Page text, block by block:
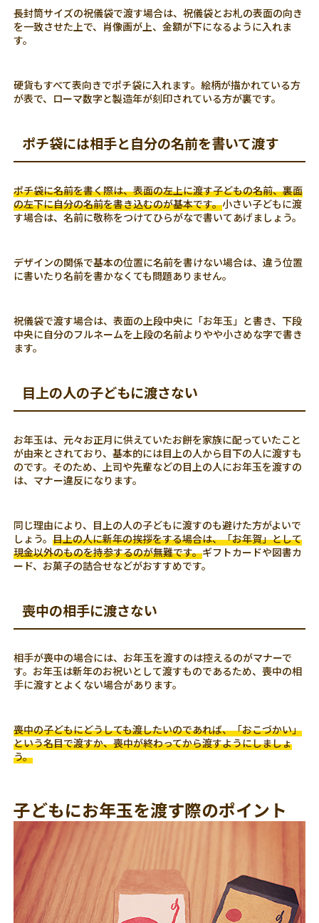
長封筒サイズの祝儀袋で渡す場合は、祝儀袋とお札の表面の向き
を一致させた上で、肖像画が上、金額が下になるように入れま
す。
硬貨もすべて表向きでポチ袋に入れます。絵柄が描かれている方
が表で、ローマ数字と製造年が刻印されている方が裏です。
ポチ袋には相手と自分の名前を書いて渡す
ポチ袋に名前を書く際は、表面の左上に渡す子どもの名前、裏面
の左下に自分の名前を書き込むのが基本です。小さい子どもに渡
す場合は、名前に敬称をつけてひらがなで書いてあげましょう。
デザインの関係で基本の位置に名前を書けない場合は、違う位置
に書いたり名前を書かなくても問題ありません。
祝儀袋で渡す場合は、表面の上段中央に「お年玉」と書き、下段
中央に自分のフルネームを上段の名前よりやや小さめな字で書き
ます。
目上の人の子どもに渡さない
お年玉は、元々お正月に供えていたお餅を家族に配っていたこと
が由来とされており、基本的には目上の人から目下の人に渡すも
のです。そのため、上司や先輩などの目上の人にお年玉を渡すの
は、マナー違反になります。
同じ理由により、目上の人の子どもに渡すのも避けた方がよいで
しょう。目上の人に新年の挨拶をする場合は、「お年賀」として
現金以外のものを持参するのが無難です。ギフトカードや図書カ
ード、お菓子の詰合せなどがおすすめです。
喪中の相手に渡さない
相手が喪中の場合には、お年玉を渡すのは控えるのがマナーで
す。お年玉は新年のお祝いとして渡すものであるため、喪中の相
手に渡すとよくない場合があります。
喪中の子どもにどうしても渡したいのであれば、「おこづかい」
という名目で渡すか、喪中が終わってから渡すようにしましょ
う。
子どもにお年玉を渡す際のポイント